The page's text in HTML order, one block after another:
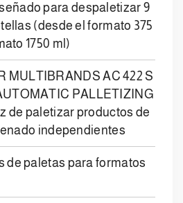
para despaletizar 9
(desde el formato 375
1750 ml)
MULTIBRANDS AC 422 S
PALLETIZING
de paletizar productos de
independientes
de paletas para formatos